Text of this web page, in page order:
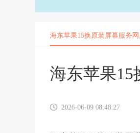
海东苹果15换原装屏幕服务
海东苹果15
2026-06-09 08:48:27